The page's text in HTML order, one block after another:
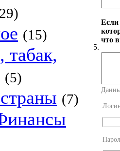
(15)
табак,
(5)
(7)
5.
Если
что